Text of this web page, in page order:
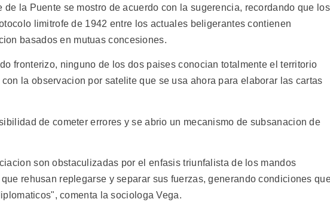
de la Puente se mostro de acuerdo con la sugerencia, recordando que los
limitrofe de 1942 entre los actuales beligerantes contienen
basados en mutuas concesiones.
fronterizo, ninguno de los dos paises conocian totalmente el territorio
la observacion por satelite que se usa ahora para elaborar las cartas
de cometer errores y se abrio un mecanismo de subsanacion de
son obstaculizadas por el enfasis triunfalista de los mandos
rehusan replegarse y separar sus fuerzas, generando condiciones
comenta la sociologa Vega.